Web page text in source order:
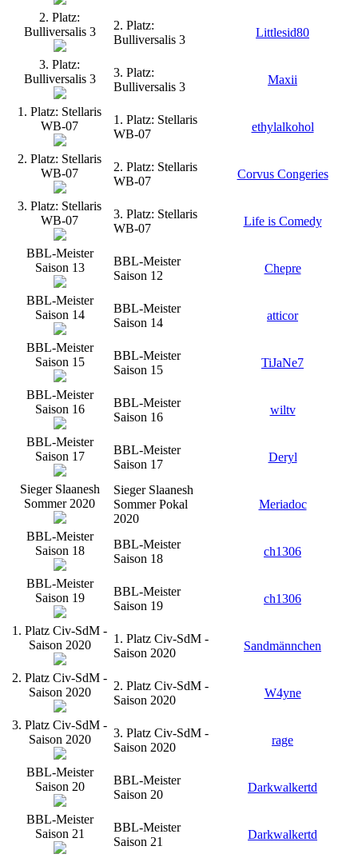
2. Platz:
Bulliversalis 3
2. Platz:
Bulliversalis 3
Littlesid80
3. Platz:
Bulliversalis 3
3. Platz:
Bulliversalis 3
Maxii
1. Platz: Stellaris
WB-07
1. Platz: Stellaris
WB-07
ethylalkohol
2. Platz: Stellaris
WB-07
2. Platz: Stellaris
WB-07
Corvus Congeries
3. Platz: Stellaris
WB-07
3. Platz: Stellaris
WB-07
Life is Comedy
BBL-Meister
Saison 13
BBL-Meister
Saison 12
Chepre
BBL-Meister
Saison 14
BBL-Meister
Saison 14
atticor
BBL-Meister
Saison 15
BBL-Meister
Saison 15
TiJaNe7
BBL-Meister
Saison 16
BBL-Meister
Saison 16
wiltv
BBL-Meister
Saison 17
BBL-Meister
Saison 17
Deryl
Sieger Slaanesh
Sommer 2020
Sieger Slaanesh
Sommer Pokal
2020
Meriadoc
BBL-Meister
Saison 18
BBL-Meister
Saison 18
ch1306
BBL-Meister
Saison 19
BBL-Meister
Saison 19
ch1306
1. Platz Civ-SdM -
Saison 2020
1. Platz Civ-SdM -
Saison 2020
Sandmännchen
2. Platz Civ-SdM -
Saison 2020
2. Platz Civ-SdM -
Saison 2020
W4yne
3. Platz Civ-SdM -
Saison 2020
3. Platz Civ-SdM -
Saison 2020
rage
BBL-Meister
Saison 20
BBL-Meister
Saison 20
Darkwalkertd
BBL-Meister
Saison 21
BBL-Meister
Saison 21
Darkwalkertd